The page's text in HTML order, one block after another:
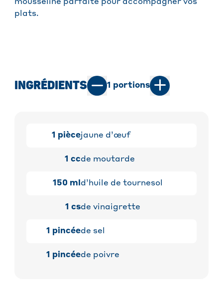
mousseline parfaite pour accompagner vos
plats.
INGRÉDIENTS 1 portions
1 piècejaune d’œuf
1 ccde moutarde
150 ml d’huile de tournesol
1 csde vinaigrette
1 pincéede sel
1 pincéede poivre